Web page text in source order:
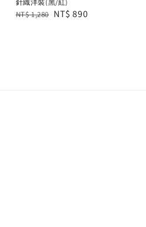
針織洋裝(黑/紅)
Regular
NT$ 1,280 Sale
NT$ 890